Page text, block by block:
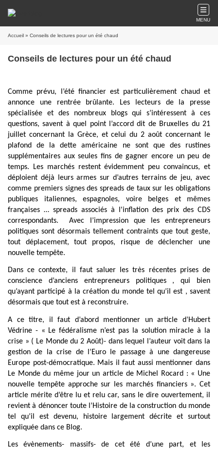
MENU
Accueil » Conseils de lectures pour un été chaud
Conseils de lectures pour un été chaud
Comme prévu, l’été financier est particulièrement chaud et
annonce une rentrée brûlante. Les lecteurs de la presse
spécialisée et des nombreux blogs qui s’intéressent à ces
questions, savent à quel point l’accord dit de Bruxelles du 21
juillet concernant la Grèce, et celui du 2 août concernant le
plafond de la dette américaine ne sont que des rustines
supplémentaires aux seules fins de gagner encore un peu de
temps. Les marchés restent évidemment peu convaincus, et
déploient déjà leurs armes sur d’autres terrains de jeu, avec
comme premiers signes des spreads de taux sur les obligations
publiques italiennes, espagnoles, voire belges et mêmes
françaises … spreads associés à l'inflation des prix des CDS
correspondants. Avec l’impression que les entrepreneurs
politiques sont désormais tellement contraints que tout geste,
tout déplacement, tout propos, risque de déclencher une
nouvelle tempête.
Dans ce contexte, il faut saluer les très récentes prises de
conscience d’anciens entrepreneurs politiques , qui bien
qu’ayant participé à la création du monde tel qu’il est , savent
désormais que tout est à reconstruire.
A ce titre, il faut d’abord mentionner un article d’Hubert
Védrine - « Le fédéralisme n’est pas la solution miracle à la
crise » ( Le Monde du 2 Août)- dans lequel l’auteur voit dans la
gestion de la crise de l’Euro le passage à une dangereuse
Europe post-démocratique. Mais il faut aussi mentionner dans
Le Monde du même jour un article de Michel Rocard : « Une
nouvelle tempête approche sur les marchés financiers ». Cet
article mérite d’être lu et relu car, sans le dire ouvertement, il
revient à dénoncer toute l’Histoire de la construction du monde
tel qu’il est devenu, histoire largement décrite et surtout
expliquée dans ce Blog.
Les évènements- massifs- de cet été d’une part, et les